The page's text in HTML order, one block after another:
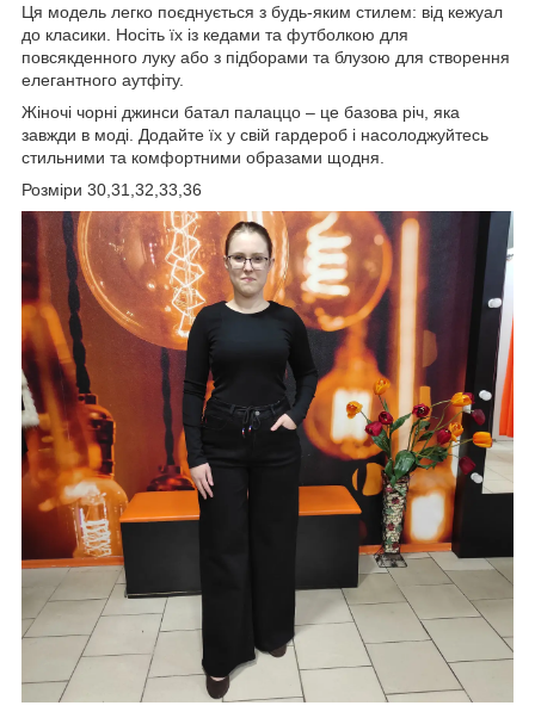
Ця модель легко поєднується з будь-яким стилем: від кежуал
до класики. Носіть їх із кедами та футболкою для
повсякденного луку або з підборами та блузою для створення
елегантного аутфіту.
Жіночі чорні джинси батал палаццо – це базова річ, яка
завжди в моді. Додайте їх у свій гардероб і насолоджуйтесь
стильними та комфортними образами щодня.
Розміри 30,31,32,33,36